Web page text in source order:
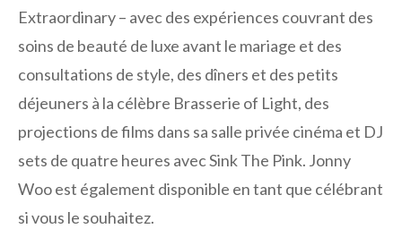
Extraordinary – avec des expériences couvrant des
soins de beauté de luxe avant le mariage et des
consultations de style, des dîners et des petits
déjeuners à la célèbre Brasserie of Light, des
projections de films dans sa salle privée cinéma et DJ
sets de quatre heures avec Sink The Pink. Jonny
Woo est également disponible en tant que célébrant
si vous le souhaitez.